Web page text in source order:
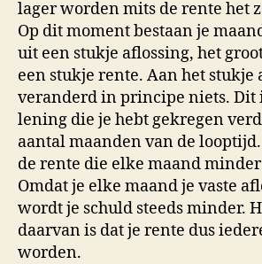
lager worden mits de rente het
Op dit moment bestaan je
uit een stukje aflossing, het
een stukje rente. Aan het stukje
veranderd in principe niets. Dit
lening die je hebt gekregen
aantal maanden van de
de rente die elke maand
Omdat je elke maand je vaste
wordt je schuld steeds minder.
daarvan is dat je rente dus
worden.